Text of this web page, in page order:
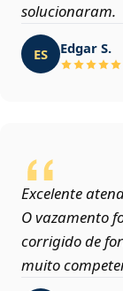
solucionaram.
ES Edgar S.
Excelente
O vazamento
corrigido de
muito